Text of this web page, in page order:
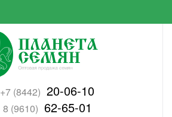
+7 (8442) 20-06-10
8 (9610) 62-65-01